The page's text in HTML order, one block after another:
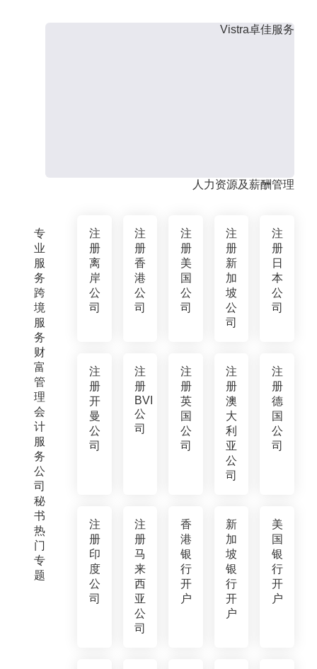
专
业
服
务
跨
境
服
务
财
富
管
理
会
计
服
务
公
司
秘
书
热
门
专
题
Vistra卓佳服务
人力资源及薪酬管理
注
册
离
岸
公
司
注
册
香
港
公
司
注
册
美
国
公
司
注
册
新
加
坡
公
司
注
册
日
本
公
司
注
册
开
曼
公
司
注
册
BVI
公
司
注
册
英
国
公
司
注
册
澳
大
利
亚
公
司
注
册
德
国
公
司
注
册
印
度
公
司
注
册
马
来
西
亚
公
司
香
港
银
行
开
户
新
加
坡
银
行
开
户
美
国
银
行
开
户